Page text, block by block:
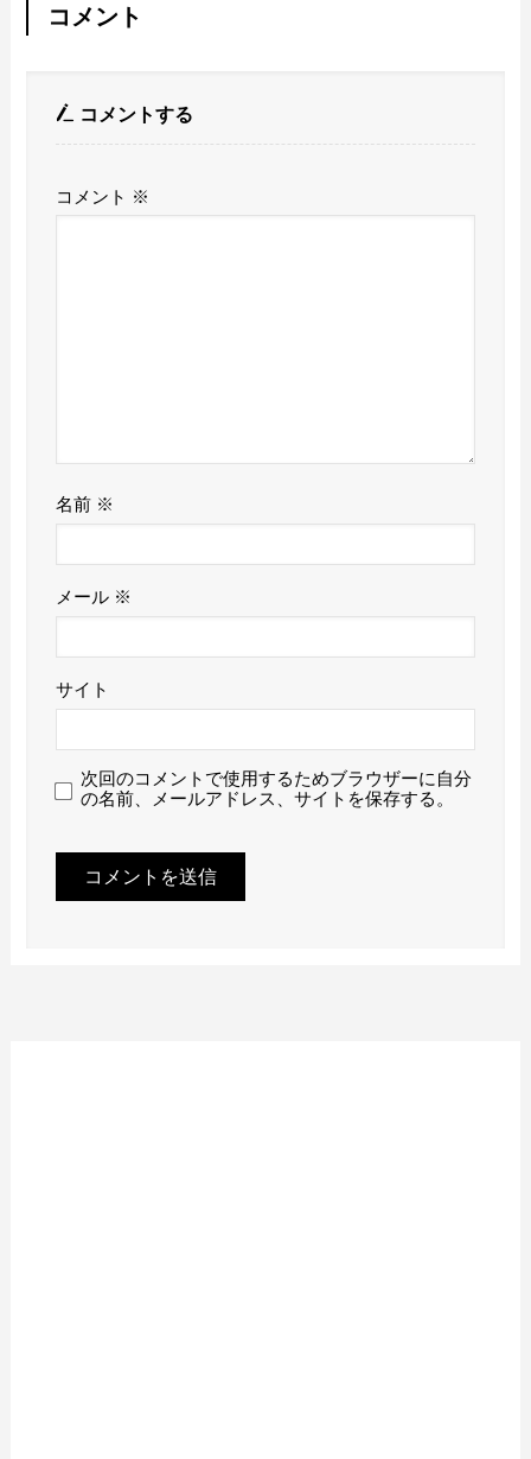
コメント
コメントする
コメント ※
名前 ※
メール ※
サイト
次回のコメントで使用するためブラウザーに自分
の名前、メールアドレス、サイトを保存する。